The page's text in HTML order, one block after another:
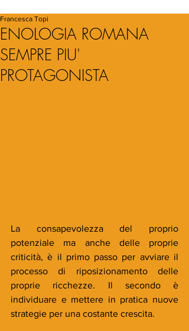
ENOLOGIA ROMANA
SEMPRE PIU'
PROTAGONISTA
Francesca Topi
La consapevolezza del proprio
potenziale ma anche delle proprie
criticità, è il primo passo per avviare il
processo di riposizionamento delle
proprie ricchezze. Il secondo è
individuare e mettere in pratica nuove
strategie per una costante crescita.